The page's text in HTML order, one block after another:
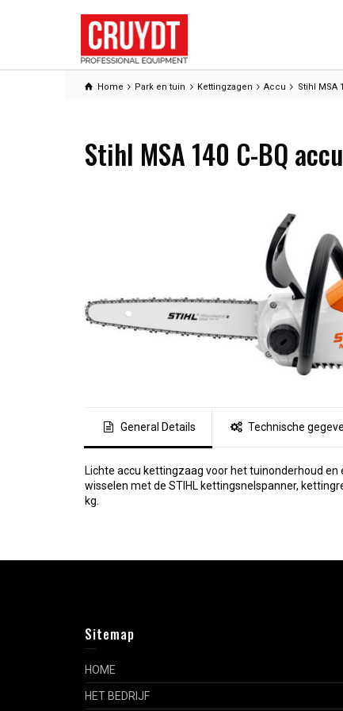
Home Park en tuin Kettingzagen Accu Stihl MSA
Stihl MSA 140 C-BQ
General Details Technische
Lichte accu kettingzaag voor het tuinonderhoud
wisselen met de STIHL kettingsnelspanner,
kg.
Sitemap
HOME
HET BEDRIJF